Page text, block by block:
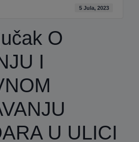
5 Jula, 2023
O
I
U ULICI